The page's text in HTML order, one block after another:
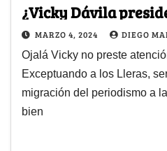
¿Vicky Dávila
MARZO 4, 2024 DIEGO
Ojalá Vicky no preste
Exceptuando a los Lleras,
migración del periodismo a
bien